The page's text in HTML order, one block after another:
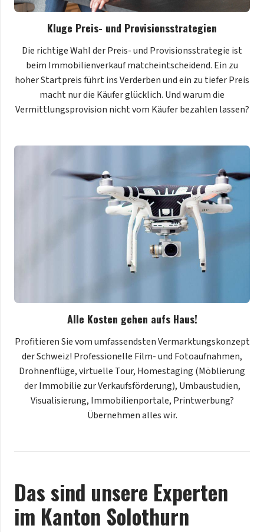
Kluge Preis- und Provisionsstrategien
Die richtige Wahl der Preis- und Provisionsstrategie ist
beim Immobilienverkauf matcheintscheidend. Ein zu
hoher Startpreis führt ins Verderben und ein zu tiefer Preis
macht nur die Käufer glücklich. Und warum die
Vermittlungsprovision nicht vom Käufer bezahlen lassen?
Alle Kosten gehen aufs Haus!
Profitieren Sie vom umfassendsten Vermarktungskonzept
der Schweiz! Professionelle Film- und Fotoaufnahmen,
Drohnenflüge, virtuelle Tour, Homestaging (Möblierung
der Immobilie zur Verkaufsförderung), Umbaustudien,
Visualisierung, Immobilienportale, Printwerbung?
Übernehmen alles wir.
Das sind unsere Experten
im Kanton Solothurn